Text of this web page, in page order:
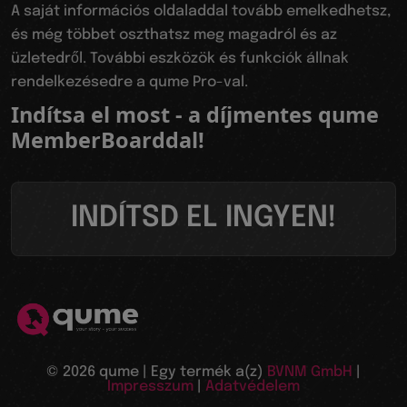
A saját információs oldaladdal tovább emelkedhetsz,
és még többet oszthatsz meg magadról és az
üzletedről. További eszközök és funkciók állnak
rendelkezésedre a qume Pro-val.
Indítsa el most - a díjmentes qume
MemberBoarddal!
INDÍTSD EL INGYEN!
© 2026 qume | Egy termék a(z) BVNM GmbH
Impresszum
Adatvédelem